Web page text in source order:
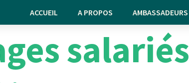
ACCUEIL A PROPOS AMBASSADEURS
salariés